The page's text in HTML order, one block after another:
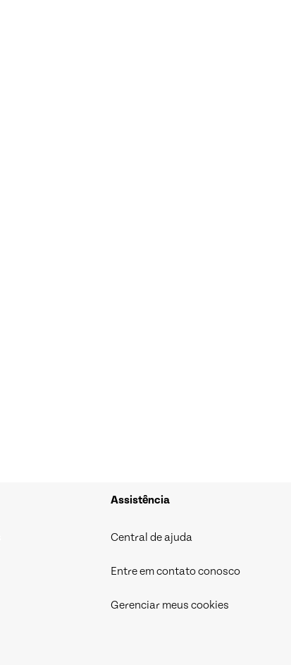
Assistência
Central de ajuda
Entre em contato conosco
Gerenciar meus cookies